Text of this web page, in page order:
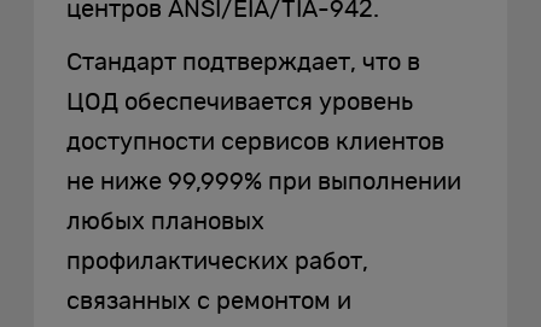
центров ANSI/EIA/TIA-942.
Стандарт подтверждает, что в
ЦОД обеспечивается уровень
доступности сервисов клиентов
не ниже 99,999% при выполнении
любых плановых
профилактических работ,
связанных с ремонтом и